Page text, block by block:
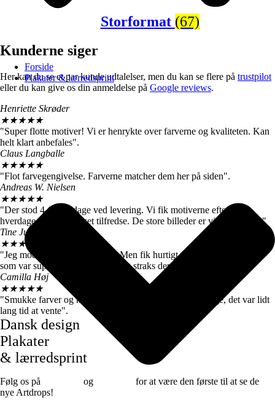
Forside
Plakater & lærredsprint
Storformat (67)
Kunderne siger
Her kan du se et par kunde udtalelser, men du kan se flere på trustpilot
eller du kan give os din anmeldelse på Google reviews.
Henriette Skrøder
★★★★★
"Super flotte motiver! Vi er henrykte over farverne og kvaliteten. Kan
helt klart anbefales".
Claus Langballe
★★★★★
"Flot farvegengivelse. Farverne matcher dem her på siden".
Andreas W. Nielsen
★★★★★
"Der stod 4-6 hverdage ved levering. Vi fik motiverne efter 3
hverdage, så vi er meget tilfredse. De store billeder er virkelig flotte."
Tine Juul
★★★
"Jeg modtog en forkert plakat. Men fik hurtigt talt med kundeservice
som var super søde og sendte mig straks den rigtige".
Camilla Høj
★★★★★
"Smukke farver og motiver, de kom dog først efter 7 dage, det var lidt
lang tid at vente".
Dansk design
Plakater
& lærredsprint
Følg os på og
for at være den første til at se de
nye Artdrops!